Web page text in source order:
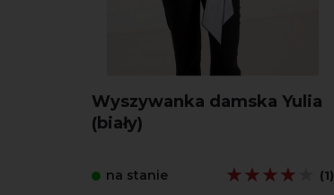
Wyszywanka damska Yulia
(biały)
na stanie ★★★★★
★★★★★ (1)